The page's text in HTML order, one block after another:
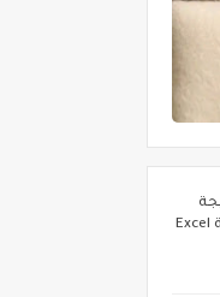
الثانوية العامة 2026 كاملة Excel